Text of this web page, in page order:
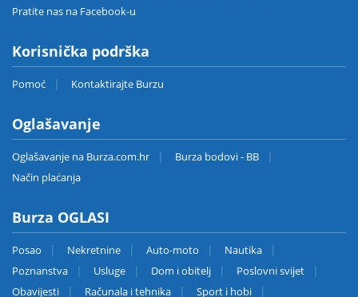
Pratite nas na Facebook-u
Korisnička podrška
Pomoć Kontaktirajte Burzu
Oglašavanje
Oglašavanje na Burza.com.hr
Burza bodovi - BB
Način plaćanja
Burza OGLASI
Posao Nekretnine Auto-moto
Nautika
Poznanstva
Usluge Dom i obitelj
Poslovni svijet
Obavijesti
Računala i tehnika Sport i hobi